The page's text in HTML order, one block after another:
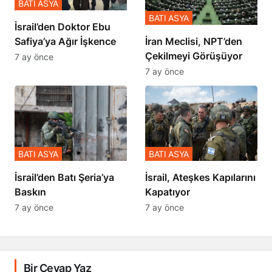
İsrail’den Doktor Ebu
Safiya’ya Ağır İşkence
BATI ASYA
7 ay önce
İran Meclisi, NPT’den
Çekilmeyi Görüşüyor
BATI ASYA
7 ay önce
​​​​​​​İsrail’den Batı Şeria’ya
Baskın
BATI ASYA
7 ay önce
İsrail, Ateşkes Kapılarını
Kapatıyor
BATI ASYA
7 ay önce
Bir Cevap Yaz